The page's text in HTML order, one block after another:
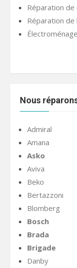
Nous
Admiral
Amana
Asko
Aviva
Beko
Bertazzoni
Blomberg
Bosch
Brada
Brigade
Danby
Réparation
Réparation